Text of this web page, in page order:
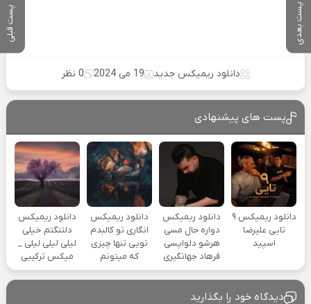
پست بعدی پست قبلی
دانلود ریمیکس جدید 19 می 2024 0 نظر
پست های پیشنهادی
دانلود ریمیکس ۹
تایی علیرضا
اسپید
دانلود ریمیکس
دواره حال مسی
هرشو دلواپسی
فرهاد جهانگیری
دانلود ریمیکس
انگاری تو کالبدم
تویی تنها چیزی
که میتونم
دانلود ریمیکس
دلتنگتم خیلی
لیلی لیلی لیلی _
میکس ترکیبی
دیدگاه خود را بگذارید